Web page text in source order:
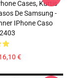
Cases, Kurtis
De Samsung -
IPhone Caso
€